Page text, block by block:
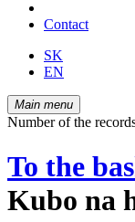
Contact
SK
EN
Main menu
Number of the
To the
Kubo na